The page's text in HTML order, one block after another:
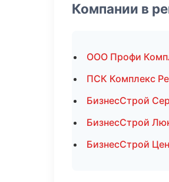
Компании в
ООО Профи
ПСК Комплекс
БизнесСтрой
БизнесСтрой
БизнесСтрой